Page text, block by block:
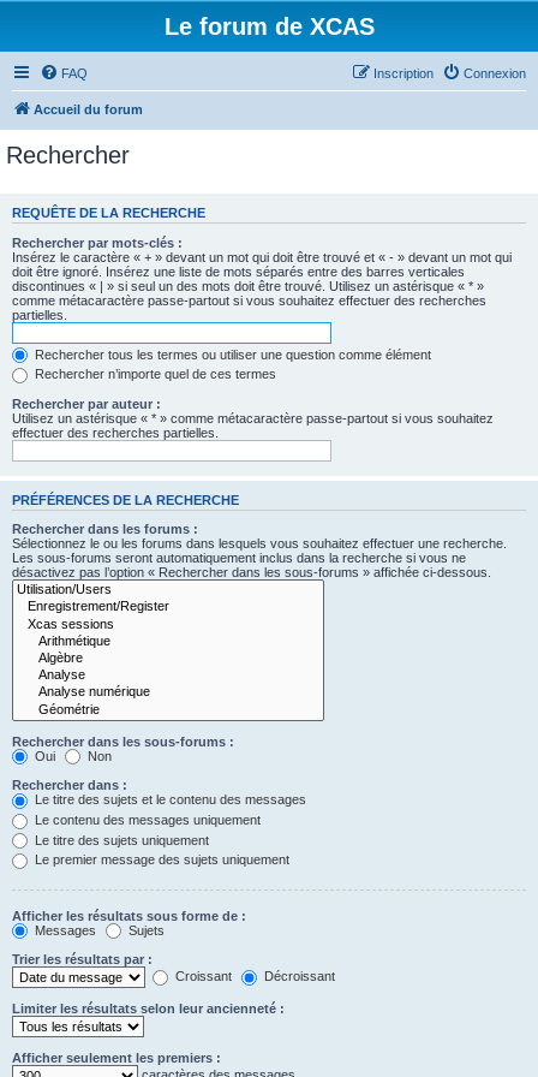
Le forum de XCAS
FAQ Connexion
Inscription
Accueil du forum
Rechercher
REQUÊTE DE LA RECHERCHE
Rechercher par mots-clés :
Insérez le caractère « + » devant un mot qui doit être trouvé et « - » devant un mot qui
doit être ignoré. Insérez une liste de mots séparés entre des barres verticales
discontinues « | » si seul un des mots doit être trouvé. Utilisez un astérisque « * »
comme métacaractère passe-partout si vous souhaitez effectuer des recherches
partielles.
Rechercher tous les termes ou utiliser une question comme élément
Rechercher n’importe quel de ces termes
Rechercher par auteur :
Utilisez un astérisque « * » comme métacaractère passe-partout si vous souhaitez
effectuer des recherches partielles.
PRÉFÉRENCES DE LA RECHERCHE
Rechercher dans les forums :
Sélectionnez le ou les forums dans lesquels vous souhaitez effectuer une recherche.
Les sous-forums seront automatiquement inclus dans la recherche si vous ne
désactivez pas l’option « Rechercher dans les sous-forums » affichée ci-dessous.
Rechercher dans les sous-forums :
Oui
Non
Rechercher dans :
Le titre des sujets et le contenu des messages
Le contenu des messages uniquement
Le titre des sujets uniquement
Le premier message des sujets uniquement
Afficher les résultats sous forme de :
Messages
Sujets
Trier les résultats par :
Croissant
Décroissant
Limiter les résultats selon leur ancienneté :
Afficher seulement les premiers :